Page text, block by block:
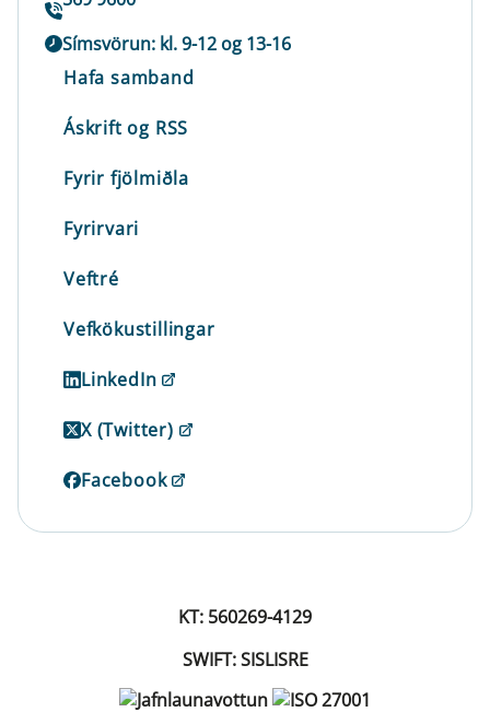
Símsvörun: kl. 9-12 og 13-16
Hafa samband
Áskrift og RSS
Fyrir fjölmiðla
Fyrirvari
Veftré
Vefkökustillingar
LinkedIn
X (Twitter)
Facebook
KT: 560269-4129
SWIFT: SISLISRE